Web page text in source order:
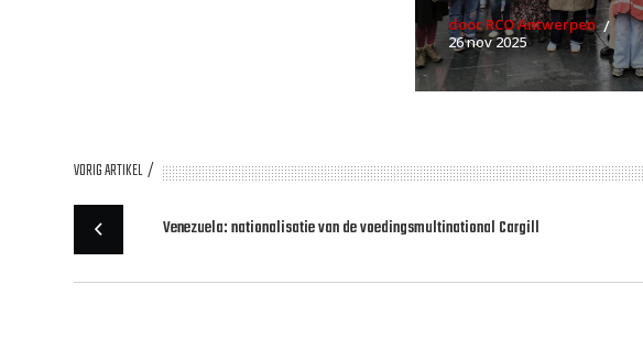
door RCO Antwerpen
26 nov 2025
VORIG ARTIKEL
Venezuela: nationalisatie van de voedingsmultinational Cargill